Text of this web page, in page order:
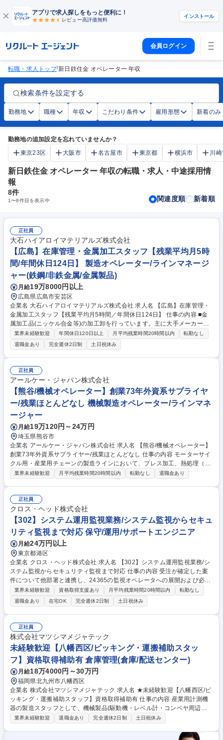
アプリで求人探しをもっと便利に！
レビュー高評価無料
インストール
会員ログイン
転職・求人トップ/新日鉄住金 オペレーター 年収
検索条件を設定する
勤務地 職種 年収 こだわり条件 雇用形態 新着のみ
勤務地の追加設定を忘れていませんか？
東京23区
大阪市 名古屋市 東京都 横浜市 川
新日鉄住金 オペレーター 年収の転職・求人・中途採用情
報
8件
1〜8件目を表示中 関連度順 新着順
正社員
大石ハイアロイマテリアルズ株式会社
【広島】在庫管理・金属加工スタッフ【残業平均月5時
間/年間休日124日】 製造オペレーター/ラインマネージ
ャー(鉄鋼/非鉄金属/金属製品)
月給19万8000円以上
広島県広島市安芸区
企業名 大石ハイアロイマテリアルズ株式会社 求人名 【広島】在庫管理・
金属加工スタッフ【残業平均月5時間／年間休日124日】 仕事の内容 ■金
属加工品(ニッケル合金等)の加工卸を行っています。主に大手メーカー向
けに、金属を仕入れ、ご要望通りに加工し出荷しており、その一連のプロ
セスをお任せします。設備メンテナンスなどもございます。 【詳細】・在
庫管理(ニッケル合金/特殊鋼/ステンレス鋼/非鉄金属など) ・元となる素材
を、切断機や油圧機で要望通りに加工する作業を実施 ・加工した素材を、
梱包し管理、出荷配送などを行います ・加工設備のメンテナンス(ウォー
タージェット切断機/油圧機等) 【顧客】大手関連会社(半導体製造装置/プ
ラント設備/化学メーカーなど) ニッケル合金の用途は裾野が広く様々な業
界と取引があります。 募集職種 【広島】在庫管理・金属加工スタッフ
【残業平均月5時間／年間休日124日】
業界未経験歓迎 年間休日120日以上 月平均残業時間20時間以内
転勤なし
退職金あり
完全週休2日制 土日祝休み
正社員
アールケー・ジャパン株式会社
【熊谷/機械オペレーター】創業73年外資系サプライヤ
ー/残業ほとんどなし 機械製造オペレーター/ラインマネ
ージャー
月給19万120円～24万円
埼玉県熊谷市
企業名 アールケー・ジャパン株式会社 求人名 【熊谷/機械オペレーター】
創業73年外資系サプライヤー/残業ほとんどなし 仕事の内容 モーターサイ
クル用・産業用チェーンの製造ラインにおいて、プレス加工、熱処理（焼
入・表面処理）、組立、調整検査・包装までの一連の機械操作をお任せし
入れから部品加工、最終組み立てまでを一貫して自社で手がけており、高
い品質と技術力で確かな製品づくりを実現しています。具体的には、部品
の加工、金属の耐久性を左右する熱処理工程、製品の組み立て・最終検査
など、スキルや経験に応じて適切な工程をお任せします。 募集職種 【熊
谷/機械オペレーター】創業73年外資系サプライヤー/残業ほとんどなし
業界未経験歓迎 月平均残業時間20時間以内 転勤なし 退職金あり
正社員
クロス・ヘッド株式会社
【302】システム運用監視業務/システム監視からセキュ
リティ監視まで対応 保守/運用/サポートエンジニア
月給24万円以上
東京都港区
企業名 クロス・ヘッド株式会社 求人名 【302】システム運用監視業務/シ
ステム監視からセキュリティ監視まで対応 仕事の内容 受注が確定した案
件について他部署と連携し、24365の監視オペレータへの展開および必要
なドキュメント整備などの運用業務をお任せいたします。 【業務内容】■
運用案件の業務実施（機器の設定変更、問い合わせ対応、報告会・打合せ
の参加、ドキュメント作成など）■24365の監視オペレータの業務サポー
ト（既存案件などに対する問い合わせのサポートなど）■定常業務の実施
（DCへのLED確認など）■内部タスク提案、実装（ツール移行や環境改善
に伴う自動化など） 募集職種 【302】システム運用監視業務/システム監
視からセキュリティ監視まで対応
業界未経験歓迎 資格取得支援あり 月平均残業時間20時間以内
転勤なし
退職金あり
在宅OK 完全週休2日制 土日祝休み
正社員
株式会社マツシマメジャテック
未経験歓迎【八幡西区/ピッキング・運搬補助スタッ
フ】資格取得補助有 倉庫管理(倉庫/配送センター)
月給18万4000円～30万円
福岡県北九州市八幡西区
企業名 株式会社マツシマメジャテック 求人名 ★未経験歓迎【八幡西区/ピ
ッキング・運搬補助スタッフ】資格取得補助有 仕事の内容 産業用計測機
器の製造スタッフとして、機械製品(駆動機・レベル計・コンベヤ周辺機
器など)の組立作業をお任せします。オーダー製品が多いためライン作業
作業/・製品梱包、開梱作業や入荷部品移動と移動収納、表面処理部材の支
業界未経験歓迎 退職金あり 完全週休2日制 土日祝休み